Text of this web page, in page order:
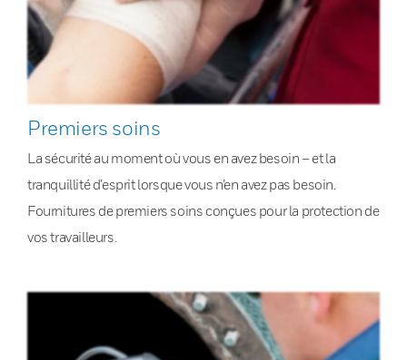
Premiers soins
La sécurité au moment où vous en avez besoin – et la
tranquillité d’esprit lorsque vous n’en avez pas besoin.
Fournitures de premiers soins conçues pour la protection de
vos travailleurs.